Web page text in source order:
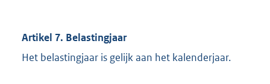
Artikel 7. Belastingjaar
Het belastingjaar is gelijk aan het kalenderjaar.